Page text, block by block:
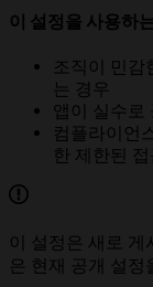
이 설정을 사용하
조직이 민감
는 경우
앱이 실수로
컴플라이언
한 제한된
이 설정은 새로 게
은 현재 공개 설정